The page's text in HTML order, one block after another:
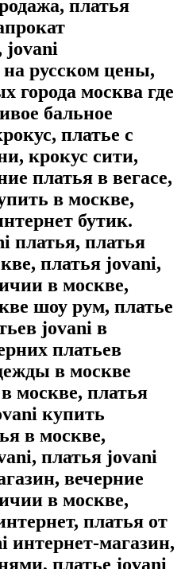
платья
jovani
русском цены,
города москва где
бальное
платье с
крокус сити,
платья в вегасе,
в москве,
бутик.
платья, платья
платья jovani,
в москве,
шоу рум, платье
jovani в
платьев
в москве
москве, платья
купить
в москве,
платья jovani
вечерние
в москве,
платья от
интернет-магазин,
платье jovani